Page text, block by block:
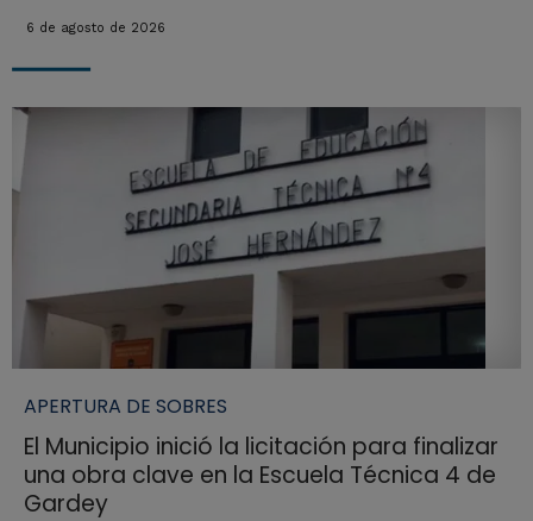
6 de agosto de 2026
APERTURA DE SOBRES
El Municipio inició la licitación para finalizar
una obra clave en la Escuela Técnica 4 de
Gardey